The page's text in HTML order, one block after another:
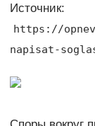
Источник:
https://
napisat-